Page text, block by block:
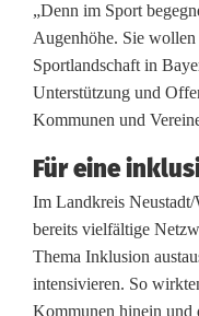
l
o
b
t
a
„Denn im Sport
Augenhöhe. Sie
Sportlandschaft in
Unterstützung und
Kommunen und
Für eine
Im Landkreis
bereits vielfältige
Thema Inklusion
intensivieren. So
Kommunen hinein und